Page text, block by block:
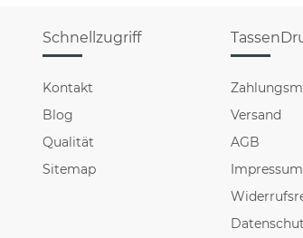
Schnellzugriff
Kontakt
Blog
Qualität
Sitemap
Versand
AGB
Impressum